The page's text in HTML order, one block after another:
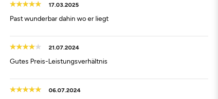
17.03.2025
Past wunderbar dahin wo er liegt
21.07.2024
Gutes Preis-Leistungsverhältnis
06.07.2024